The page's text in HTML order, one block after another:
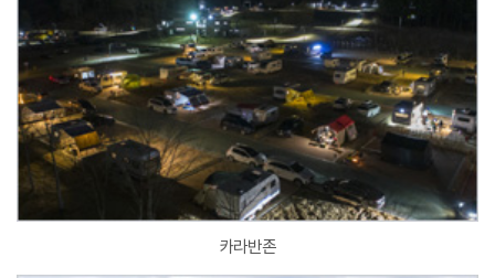
카라반존